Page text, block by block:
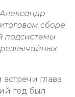
сборе
подсистемы
глава
год был